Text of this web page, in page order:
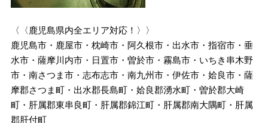
〈〈鹿児島県内全エリア対応！〉〉
鹿児島市・鹿屋市・枕崎市・阿久根市・出水市・指宿市・垂
水市・薩摩川内市・日置市・曽於市・霧島市・いちき串木野
市・南さつま市・志布志市・南九州市・伊佐市・姶良市・薩
摩郡さつま町・出水郡長島町・姶良郡湧水町・曽於郡大崎
町・肝属郡東串良町・肝属郡錦江町・肝属郡南大隅町・肝属
郡肝付町